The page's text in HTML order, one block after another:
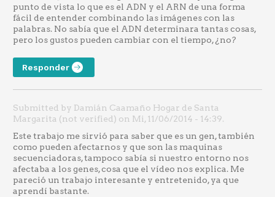
punto de vista lo que es el ADN y el ARN de una forma
fácil de entender combinando las imágenes con las
palabras. No sabía que el ADN determinara tantas cosas,
pero los gustos pueden cambiar con el tiempo, ¿no?
Responder
Submitted by Damián Caamaño Hogar de Santa
Margarita (not verified) on Mi, 11/06/2014 - 14:39.
Este trabajo me sirvió para saber que es un gen, también
como pueden afectarnos y que son las maquinas
secuenciadoras, tampoco sabía si nuestro entorno nos
afectaba a los genes, cosa que el vídeo nos explica. Me
pareció un trabajo interesante y entretenido, ya que
aprendí bastante.